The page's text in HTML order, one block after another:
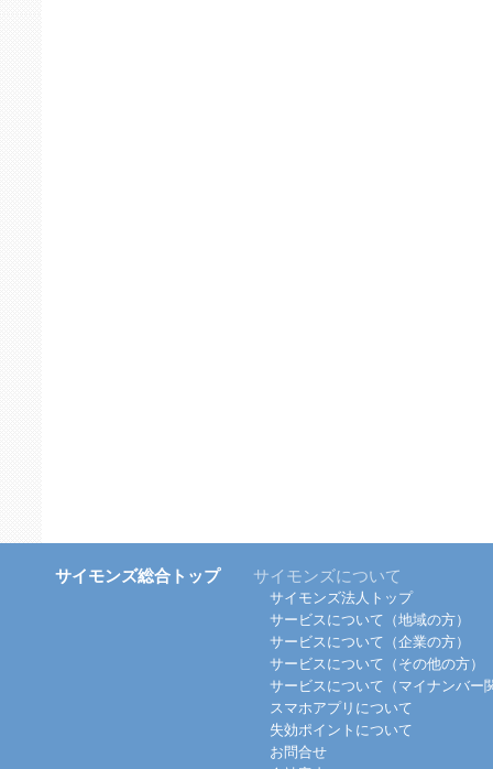
サイモンズ総合トップ サイモンズについて
サイモンズ法人トップ
サービスについて（地域の方）
サービスについて（企業の方）
サービスについて（その他の方）
サービスについて（マイナンバー
スマホアプリについて
失効ポイントについて
お問合せ